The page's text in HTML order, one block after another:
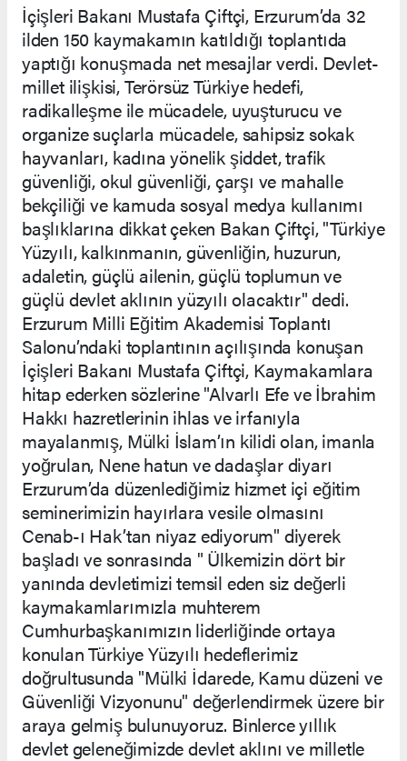
İçişleri Bakanı Mustafa Çiftçi, Erzurum’da 32
ilden 150 kaymakamın katıldığı toplantıda
yaptığı konuşmada net mesajlar verdi. Devlet-
millet ilişkisi, Terörsüz Türkiye hedefi,
radikalleşme ile mücadele, uyuşturucu ve
organize suçlarla mücadele, sahipsiz sokak
hayvanları, kadına yönelik şiddet, trafik
güvenliği, okul güvenliği, çarşı ve mahalle
bekçiliği ve kamuda sosyal medya kullanımı
başlıklarına dikkat çeken Bakan Çiftçi, "Türkiye
Yüzyılı, kalkınmanın, güvenliğin, huzurun,
adaletin, güçlü ailenin, güçlü toplumun ve
güçlü devlet aklının yüzyılı olacaktır" dedi.
Erzurum Milli Eğitim Akademisi Toplantı
Salonu’ndaki toplantının açılışında konuşan
İçişleri Bakanı Mustafa Çiftçi, Kaymakamlara
hitap ederken sözlerine "Alvarlı Efe ve İbrahim
Hakkı hazretlerinin ihlas ve irfanıyla
mayalanmış, Mülki İslam’ın kilidi olan, imanla
yoğrulan, Nene hatun ve dadaşlar diyarı
Erzurum’da düzenlediğimiz hizmet içi eğitim
seminerimizin hayırlara vesile olmasını
Cenab-ı Hak’tan niyaz ediyorum" diyerek
başladı ve sonrasında " Ülkemizin dört bir
yanında devletimizi temsil eden siz değerli
kaymakamlarımızla muhterem
Cumhurbaşkanımızın liderliğinde ortaya
konulan Türkiye Yüzyılı hedeflerimiz
doğrultusunda "Mülki İdarede, Kamu düzeni ve
Güvenliği Vizyonunu" değerlendirmek üzere bir
araya gelmiş bulunuyoruz. Binlerce yıllık
devlet geleneğimizde devlet aklını ve milletle